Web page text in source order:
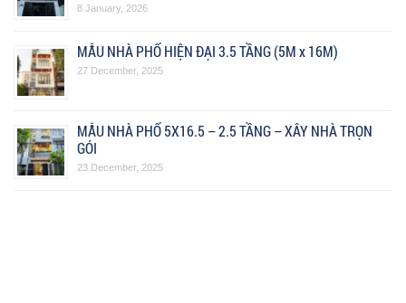
8 January, 2026
MẪU NHÀ PHỐ HIỆN ĐẠI 3.5 TẦNG (5M x 16M)
27 December, 2025
MẪU NHÀ PHỐ 5X16.5 – 2.5 TẦNG – XÂY NHÀ TRỌN
GÓI
23 December, 2025